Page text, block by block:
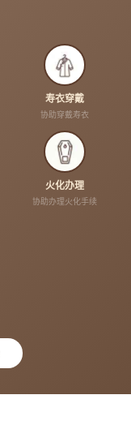
寿衣穿戴
协助穿戴寿衣
火化办理
协助办理火化手续